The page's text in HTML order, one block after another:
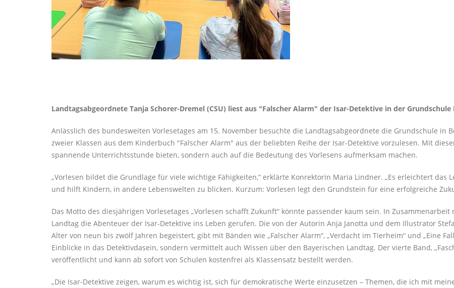
Landtagsabgeordnete Tanja Schorer-Dremel (CSU) liest aus "Falscher Alarm" der Isar-Detektive in der Grundschule
Anlässlich des bundesweiten Vorlesetages am 15. November besuchte die Landtagsabgeordnete die Grundschule in
zweier Klassen aus dem Kinderbuch "Falscher Alarm" aus der beliebten Reihe der Isar-Detektive vorzulesen. Mit
spannende Unterrichtsstunde bieten, sondern auch auf die Bedeutung des Vorlesens aufmerksam machen.
Vorlesen bildet die Grundlage für viele wichtige Fähigkeiten,“ erklärte Konrektorin Maria Lindner. „Es erleichtert das
und hilft Kindern, in andere Lebenswelten zu blicken. Kurzum: Vorlesen legt den Grundstein für eine erfolgreiche
Das Motto des diesjährigen Vorlesetages „Vorlesen schafft Zukunft“ könnte passender kaum sein. In
Landtag die Abenteuer der Isar-Detektive ins Leben gerufen. Die von der Autorin Anja Janotta und dem Illustrator
Alter von neun bis zwölf Jahren begeistert, gibt mit Bänden wie „Falscher Alarm“, „Verdacht im Tierheim“ und „Eine
Einblicke in das Detektivdasein, sondern vermittelt auch Wissen über den Bayerischen Landtag. Der vierte Band,
veröffentlicht und kann ab sofort von Schulen kostenfrei als Klassensatz bestellt werden.
Die Isar-Detektive zeigen, warum es wichtig ist, sich für demokratische Werte einzusetzen – Themen, die ich mit